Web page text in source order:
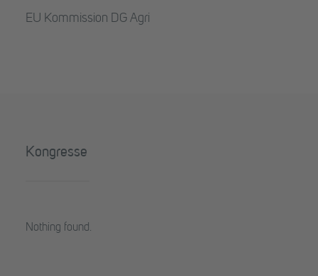
EU Kommission DG Agri
Kongresse
Nothing found.